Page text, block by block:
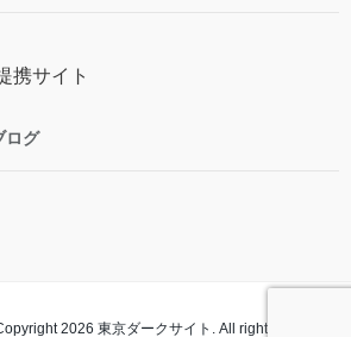
携サイト
ログ
2026 東京ダークサイト. All rights reserved.